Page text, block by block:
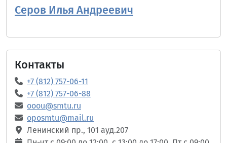
Серов Илья Андреевич
Контакты
+7 (812) 757-06-11
+7 (812) 757-06-88
ooou@smtu.ru
oposmtu@mail.ru
Ленинский пр., 101 ауд.207